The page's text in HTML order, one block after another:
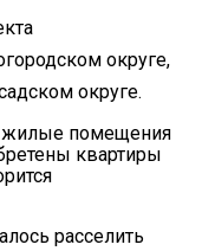
округе,
округе.
жилые помещения
квартиры
расселить